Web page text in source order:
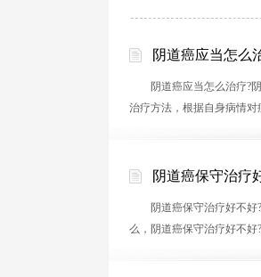
阴道癌应当怎么
阴道癌应当怎么治疗?阴
治疗方法，根据自身病情
阴道癌保守治疗
阴道癌保守治疗好不好?
么，阴道癌保守治疗好不